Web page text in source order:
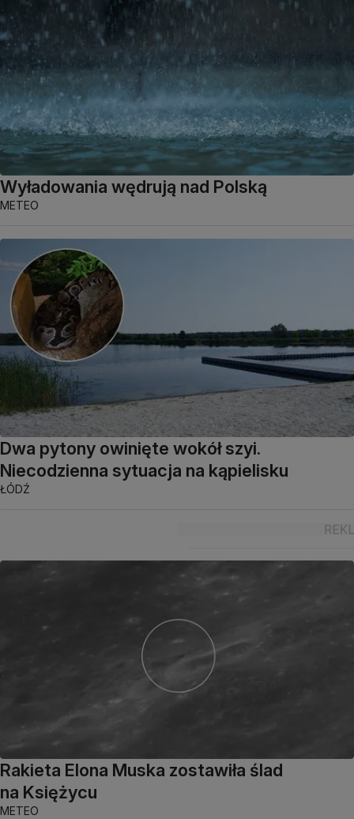
Wyładowania wędrują nad Polską
METEO
Dwa pytony owinięte wokół szyi.
Niecodzienna sytuacja na kąpielisku
ŁÓDŹ
Rakieta Elona Muska zostawiła ślad
na Księżycu
METEO